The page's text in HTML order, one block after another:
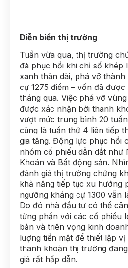
Diễn biến thị trường
Tuần vừa qua, thị trường
đà phục hồi khi chỉ số khép
xanh thân dài, phá vỡ
cự 1275 điểm – vốn đã
tháng qua. Việc phá vỡ
được xác nhận bởi thanh
vượt mức trung bình 20
cũng là tuần thứ 4 liên tiếp
gia tăng. Động lực phục hồi
nhóm cổ phiếu dẫn dắt như
Khoán và Bất động sản.
đánh giá thị trường chứng
khả năng tiếp tục xu hướng
ngưỡng kháng cự 1300 vẫn
Do đó nhà đầu tư có thể
từng phần với các cổ phiếu
bản và triển vọng kinh
lượng tiền mặt để thiết lập
thanh khoản thị trường
giá rất hấp dẫn.